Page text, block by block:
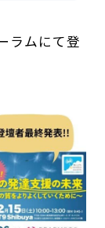
ラムにて登